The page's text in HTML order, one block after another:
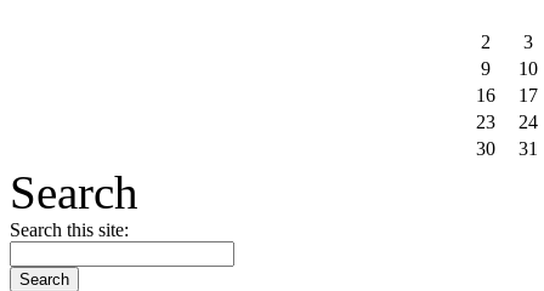
2
3
9
10
16
17
23
24
30
31
Search
Search this site: